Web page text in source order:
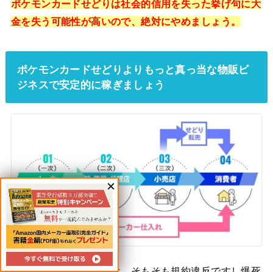
ポケモンカードせどりは社会的信用を失った挙げ句に大
金を失う可能性が高いので、絶対にやめましょう。
ポケモンカードせどりよりもっと真っ当な物販ビ
ジネスで安定的に稼ぎましょう